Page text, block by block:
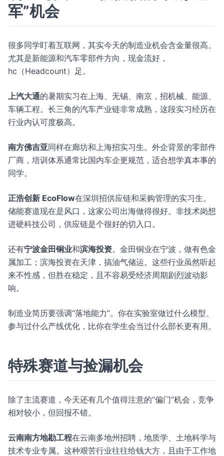
军”机会
很多同学盯着互联网，其实今天的制造业机会含金量很高。
尤其是新能源和汽车零部件方向，现金流好，
hc（Headcount）足。
上汽大通的暑期实习在上海、无锡、南京，招机械、能源、
车辆工程。长三角的汽车产业链非常成熟，这段实习经历在
行业内认可度极高。
南方佛吉亚同样在廊坊和上海招实习生。外企背景的零部件
厂商，培训体系通常比国内车企更规范，适合想学真本事的
同学。
正浩创新 EcoFlow在深圳招供应链和采购管理的实习生。
储能赛道现在是风口，这家公司出海做得很好。非技术岗想
进硬科技公司，供应链是个很好的切入口。
还有宁波金田铜业和滨海投资。金田铜业在宁波，做有色金
属加工；滨海投资在天津，搞油气储运。这些行业虽然听起
来不性感，但胜在稳定，且不容易受经济周期剧烈波动影
响。
制造业简历要强调“落地能力”。你在实验室做过什么模型、
参与过什么产线优化，比你在学生会当过什么部长更有用。
特殊赛道与捡漏机会
除了主流赛道，今天还有几个值得注意的“偏门”机会，竞争
相对较小，但回报不错。
云南南方地勘工程在云南多地州招聘，地质学、土地科学与
技术专业专属。这种艰苦行业往往给钱大方，且由于工作地